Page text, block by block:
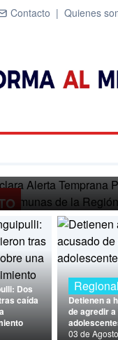
Contacto | Quienes
Alerta
nevadas para
Dos
caída
Regional
Detienen a
de agredir
03 de Agosto